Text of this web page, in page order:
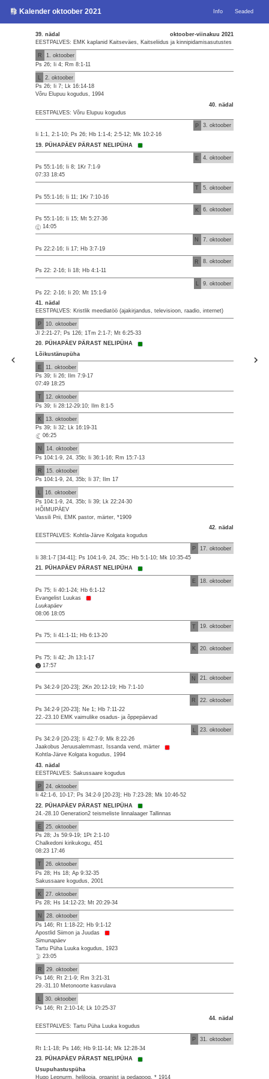
Kalender oktoober 2021 Info Seaded
39. nädal
oktoober-viinakuu 2021
EESTPALVES: EMK kaplanid Kaitseväes, Kaitseliidus ja kinnipidamisasutustes
R
1. oktoober
Ps 26; Ii 4; Rm 8:1-11
L
2. oktoober
Ps 26; Ii 7; Lk 16:14-18
Võru Elupuu kogudus, 1994
40. nädal
EESTPALVES: Võru Elupuu kogudus
P
3. oktoober
Ii 1:1, 2:1-10; Ps 26; Hb 1:1-4; 2:5-12; Mk 10:2-16
19. PÜHAPÄEV PÄRAST NELIPÜHA
E
4. oktoober
Ps 55:1-16; Ii 8; 1Kr 7:1-9
07:33 18:45
T
5. oktoober
Ps 55:1-16; Ii 11; 1Kr 7:10-16
K
6. oktoober
Ps 55:1-16; Ii 15; Mt 5:27-36
14:05
N
7. oktoober
Ps 22:2-16; Ii 17; Hb 3:7-19
R
8. oktoober
Ps 22: 2-16; Ii 18; Hb 4:1-11
9. oktoober
Ps 22: 2-16; Ii 20; Mt 15:1-9
41. nädal
EESTPALVES: Kristlik meediatöö (ajakirjandus, televisioon, raadio, internet)
P
10. oktoober
Jl 2:21-27; Ps 126; 1Tm 2:1-7; Mt 6:25-33
20. PÜHAPÄEV PÄRAST NELIPÜHA
Lõikustänupüha
E
11. oktoober
Ps 39; Ii 26; Ilm 7:9-17
07:49 18:25
T
12. oktoober
Ps 39; Ii 28:12-29:10; Ilm 8:1-5
K
13. oktoober
Ps 39; Ii 32; Lk 16:19-31
06:25
N
14. oktoober
Ps 104:1-9, 24, 35b; Ii 36:1-16; Rm 15:7-13
R
15. oktoober
Ps 104:1-9, 24, 35b; Ii 37; Ilm 17
16. oktoober
Ps 104:1-9, 24, 35b; Ii 39; Lk 22:24-30
HÕIMUPÄEV
Vassili Prii, EMK pastor, märter, *1909
42. nädal
EESTPALVES: Kohtla-Järve Kolgata kogudus
P
17. oktoober
Ii 38:1-7 [34-41]; Ps 104:1-9, 24, 35c; Hb 5:1-10; Mk 10:35-45
21. PÜHAPÄEV PÄRAST NELIPÜHA
E
18. oktoober
Ps 75; Ii 40:1-24; Hb 6:1-12
Evangelist Luukas
Luukapäev
08:06 18:05
T
19. oktoober
Ps 75; Ii 41:1-11; Hb 6:13-20
K
20. oktoober
Ps 75; Ii 42; Jh 13:1-17
17:57
N
21. oktoober
Ps 34:2-9 [20-23]; 2Kn 20:12-19; Hb 7:1-10
R
22. oktoober
Ps 34:2-9 [20-23]; Ne 1; Hb 7:11-22
22.-23.10 EMK vaimulike osadus- ja õppepäevad
L
23. oktoober
Ps 34:2-9 [20-23]; Ii 42:7-9; Mk 8:22-26
Jaakobus Jeruusalemmast, Issanda vend, märter
Kohtla-Järve Kolgata kogudus, 1994
43. nädal
EESTPALVES: Sakussaare kogudus
P
24. oktoober
Ii 42:1-6, 10-17; Ps 34:2-9 [20-23]; Hb 7:23-28; Mk 10:46-52
22. PÜHAPÄEV PÄRAST NELIPÜHA
24.-28.10 Generation2 teismeliste linnalaager Tallinnas
E
25. oktoober
Ps 28; Js 59:9-19; 1Pt 2:1-10
Chalkedoni kirikukogu, 451
08:23 17:46
T
26. oktoober
Ps 28; Hs 18; Ap 9:32-35
Sakussaare kogudus, 2001
K
27. oktoober
Ps 28; Hs 14:12-23; Mt 20:29-34
N
28. oktoober
Ps 146; Rt 1:18-22; Hb 9:1-12
Apostlid Siimon ja Juudas
Simunapäev
Tartu Püha Luuka kogudus, 1923
23:05
R
29. oktoober
Ps 146; Rt 2:1-9; Rm 3:21-31
29.-31.10 Metonoorte kasvulava
30. oktoober
Ps 146; Rt 2:10-14; Lk 10:25-37
44. nädal
EESTPALVES: Tartu Püha Luuka kogudus
P
31. oktoober
Rt 1:1-18; Ps 146; Hb 9:11-14; Mk 12:28-34
23. PÜHAPÄEV PÄRAST NELIPÜHA
Usupuhastuspüha
Hugo Lepnurm, helilooja, organist ja pedagoog, * 1914